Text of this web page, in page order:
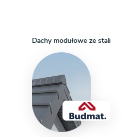
Dachy modułowe ze stali